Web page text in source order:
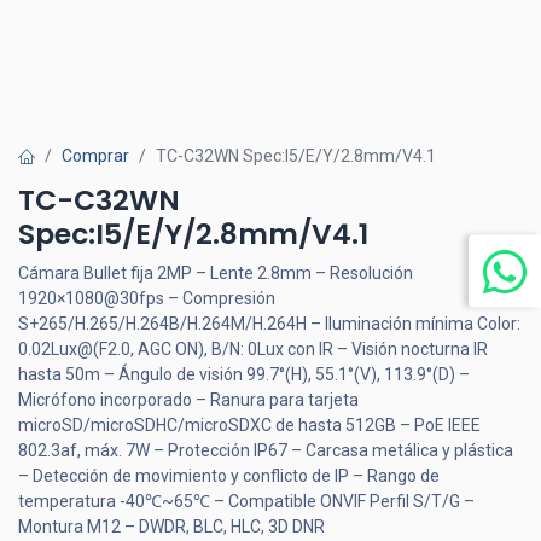
Comprar TC-C32WN Spec:I5/E/Y/2.8mm/V4.1
TC-C32WN
Spec:I5/E/Y/2.8mm/V4.1
Cámara Bullet fija 2MP – Lente 2.8mm – Resolución
1920×1080@30fps – Compresión
S+265/H.265/H.264B/H.264M/H.264H – Iluminación mínima Color:
0.02Lux@(F2.0, AGC ON), B/N: 0Lux con IR – Visión nocturna IR
hasta 50m – Ángulo de visión 99.7°(H), 55.1°(V), 113.9°(D) –
Micrófono incorporado – Ranura para tarjeta
microSD/microSDHC/microSDXC de hasta 512GB – PoE IEEE
802.3af, máx. 7W – Protección IP67 – Carcasa metálica y plástica
– Detección de movimiento y conflicto de IP – Rango de
temperatura -40℃~65℃ – Compatible ONVIF Perfil S/T/G –
Montura M12 – DWDR, BLC, HLC, 3D DNR